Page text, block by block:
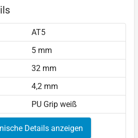
AT5
5 mm
32 mm
4,2 mm
PU Grip weiß
Details anzeigen